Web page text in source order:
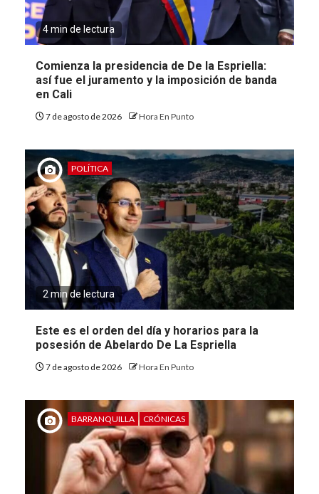
4 min de lectura
Comienza la presidencia de De la Espriella:
así fue el juramento y la imposición de banda
en Cali
7 de agosto de 2026 Hora En Punto
POLÍTICA
2 min de lectura
Este es el orden del día y horarios para la
posesión de Abelardo De La Espriella
7 de agosto de 2026 Hora En Punto
BARRANQUILLA CRÓNICAS